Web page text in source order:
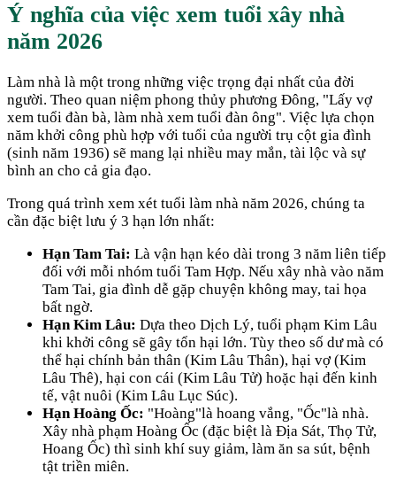
Ý nghĩa của việc xem tuổi xây nhà
năm 2026
Làm nhà là một trong những việc trọng đại nhất của đời
người. Theo quan niệm phong thủy phương Đông, "Lấy vợ
xem tuổi đàn bà, làm nhà xem tuổi đàn ông". Việc lựa chọn
năm khởi công phù hợp với tuổi của người trụ cột gia đình
(sinh năm 1936) sẽ mang lại nhiều may mắn, tài lộc và sự
bình an cho cả gia đạo.
Trong quá trình xem xét tuổi làm nhà năm 2026, chúng ta
cần đặc biệt lưu ý 3 hạn lớn nhất:
Hạn Tam Tai: Là vận hạn kéo dài trong 3 năm liên tiếp
đối với mỗi nhóm tuổi Tam Hợp. Nếu xây nhà vào năm
Tam Tai, gia đình dễ gặp chuyện không may, tai họa
bất ngờ.
Hạn Kim Lâu: Dựa theo Dịch Lý, tuổi phạm Kim Lâu
khi khởi công sẽ gây tổn hại lớn. Tùy theo số dư mà có
thể hại chính bản thân (Kim Lâu Thân), hại vợ (Kim
Lâu Thê), hại con cái (Kim Lâu Tử) hoặc hại đến kinh
tế, vật nuôi (Kim Lâu Lục Súc).
Hạn Hoàng Ốc: "Hoàng"là hoang vắng, "Ốc"là nhà.
Xây nhà phạm Hoàng Ốc (đặc biệt là Địa Sát, Thọ Tử,
Hoang Ốc) thì sinh khí suy giảm, làm ăn sa sút, bệnh
tật triền miên.